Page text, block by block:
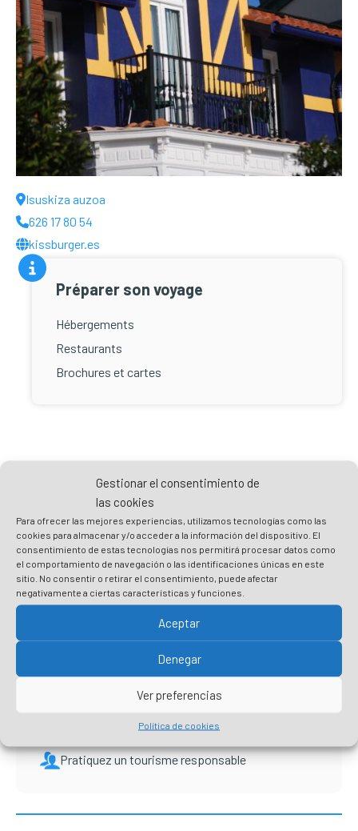
Gestionar el consentimiento de
las cookies
Para ofrecer las mejores experiencias, utilizamos tecnologías como las
cookies para almacenar y/o acceder a la información del dispositivo. El
consentimiento de estas tecnologías nos permitirá procesar datos como
el comportamiento de navegación o las identificaciones únicas en este
sitio. No consentir o retirar el consentimiento, puede afectar
negativamente a ciertas características y funciones.
Aceptar
Denegar
Ver preferencias
Política de cookies
Isuskiza auzoa
626 17 80 54
kissburger.es
Préparer son voyage
Hébergements
Restaurants
Brochures et cartes
Pratiquer le tourisme de manière
responsable, c’est prendre soin de
Plentzia
Respectez l’environnement et ne laissez pas de
Respectez les recommandations et
réglementations sanitaires
Mangez local et aidez les entreprises du coin
Pratiquez un tourisme responsable